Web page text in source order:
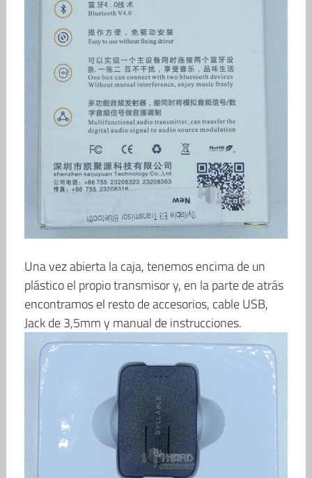
Una vez abierta la caja, tenemos encima de un
plástico el propio transmisor y, en la parte de atrás
encontramos el resto de accesorios, cable USB,
Jack de 3,5mm y manual de instrucciones.